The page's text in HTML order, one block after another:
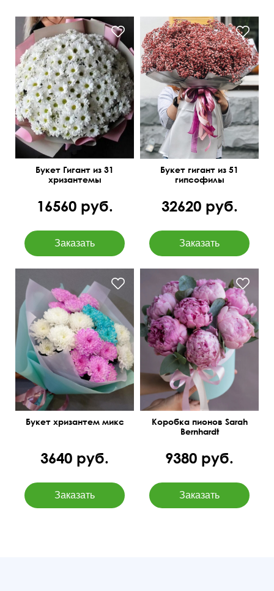
Букет Гигант из 31
хризантемы
16560 руб.
Букет гигант из 51
гипсофилы
32620 руб.
Букет хризантем микс
3640 руб.
Коробка пионов Sarah
Bernhardt
9380 руб.